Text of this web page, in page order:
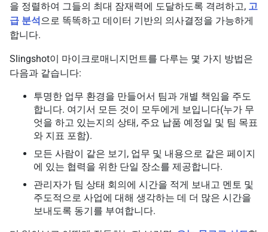
을 정렬하여 그들의 최대 잠재력에 도달하도록 격려하고, 고
급 분석 으로 똑똑하고 데이터 기반의 의사결정을 가능하게
합니다.
Slingshot이 마이크로매니지먼트를 다루는 몇 가지 방법은
다음과 같습니다:
투명한 업무 환경을 만들어서 팀과 개별 책임을 주도
합니다. 여기서 모든 것이 모두에게 보입니다(누가 무
엇을 하고 있는지의 상태, 주요 납품 예정일 및 팀 목표
와 지표 포함).
모든 사람이 같은 보기, 업무 및 내용으로 같은 페이지
에 있는 협력을 위한 단일 장소를 제공합니다.
관리자가 팀 상태 회의에 시간을 적게 보내고 멘토 및
주도적으로 사업에 대해 생각하는 데 더 많은 시간을
보내도록 동기를 부여합니다.